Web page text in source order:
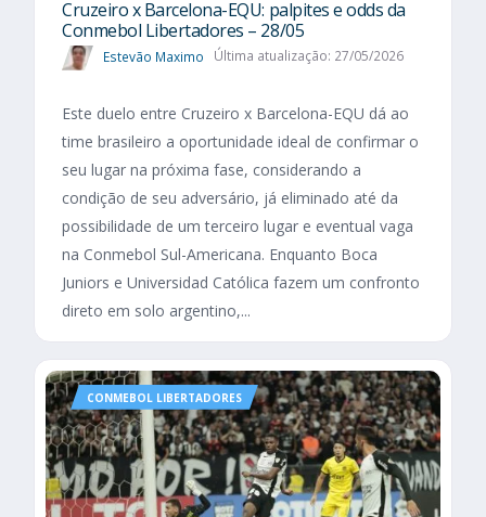
Cruzeiro x Barcelona-EQU: palpites e odds da
Conmebol Libertadores – 28/05
Estevão Maximo Última atualização: 27/05/2026
Este duelo entre Cruzeiro x Barcelona-EQU dá ao
time brasileiro a oportunidade ideal de confirmar o
seu lugar na próxima fase, considerando a
condição de seu adversário, já eliminado até da
possibilidade de um terceiro lugar e eventual vaga
na Conmebol Sul-Americana. Enquanto Boca
Juniors e Universidad Católica fazem um confronto
direto em solo argentino,...
CONMEBOL LIBERTADORES